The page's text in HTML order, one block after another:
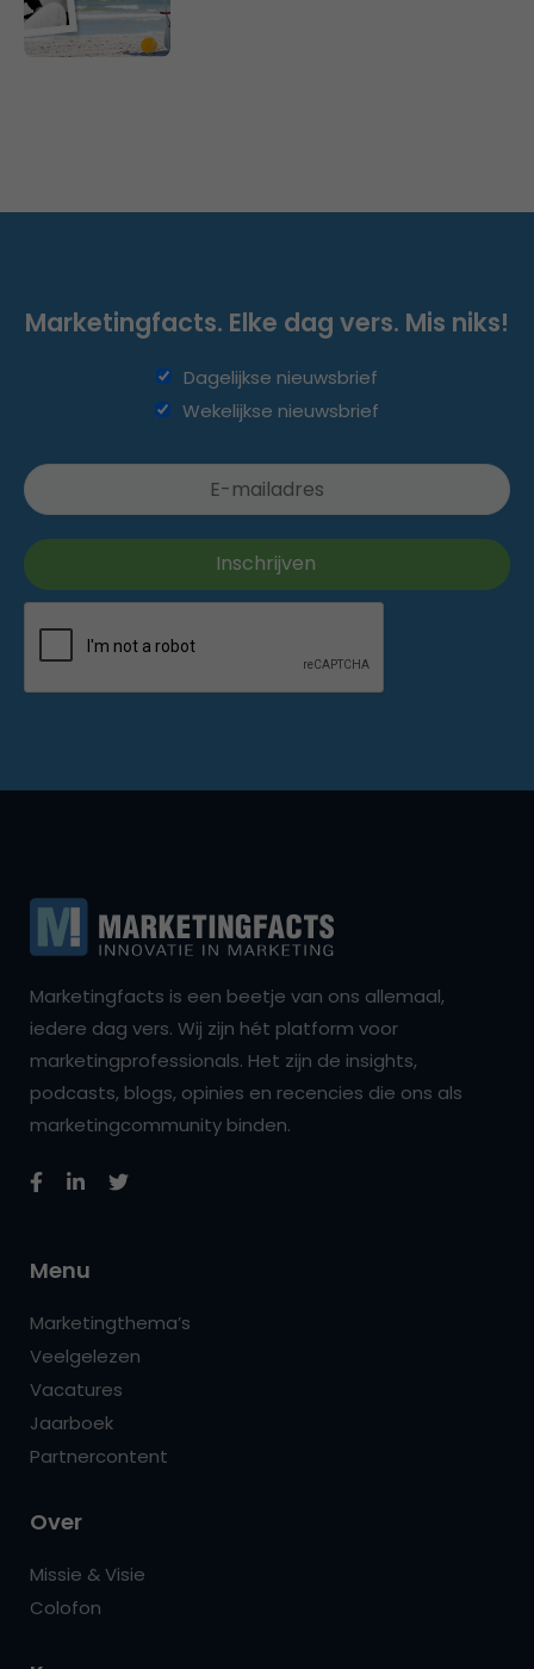
Marketingfacts. Elke dag vers. Mis niks!
Dagelijkse nieuwsbrief
Wekelijkse nieuwsbrief
Marketingfacts is een beetje van ons allemaal,
iedere dag vers. Wij zijn hét platform voor
marketingprofessionals. Het zijn de insights,
podcasts, blogs, opinies en recencies die ons als
marketingcommunity binden.
Menu
Marketingthema’s
Veelgelezen
Vacatures
Jaarboek
Partnercontent
Over
Missie & Visie
Colofon